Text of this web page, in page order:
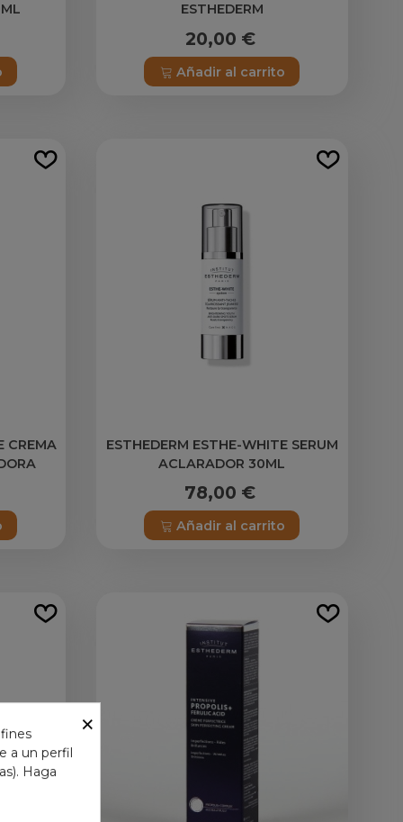
ESTHEDERM
20,00 €
Añadir al carrito
CREMA
ESTHEDERM ESTHE-WHITE SERUM
ACLARADOR 30ML
78,00 €
Añadir al carrito
×
a un perfil
Haga